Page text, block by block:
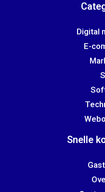
Digital
E-
Snelle